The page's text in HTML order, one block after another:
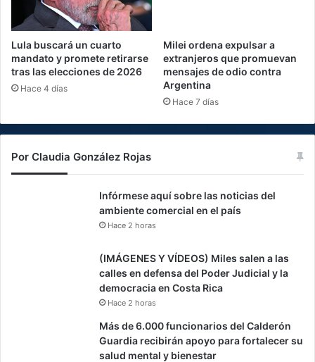
Lula buscará un cuarto
mandato y promete retirarse
tras las elecciones de 2026
Hace 4 días
Milei ordena expulsar a
extranjeros que promuevan
mensajes de odio contra
Argentina
Hace 7 días
Por Claudia González Rojas
Infórmese aquí sobre las noticias del
ambiente comercial en el país
Hace 2 horas
(IMÁGENES Y VÍDEOS) Miles salen a las
calles en defensa del Poder Judicial y la
democracia en Costa Rica
Hace 2 horas
Más de 6.000 funcionarios del Calderón
Guardia recibirán apoyo para fortalecer su
salud mental y bienestar